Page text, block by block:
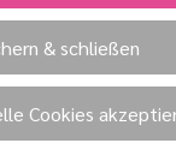
& schließen
Cookies